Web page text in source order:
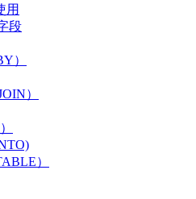
用
段
）
）
）